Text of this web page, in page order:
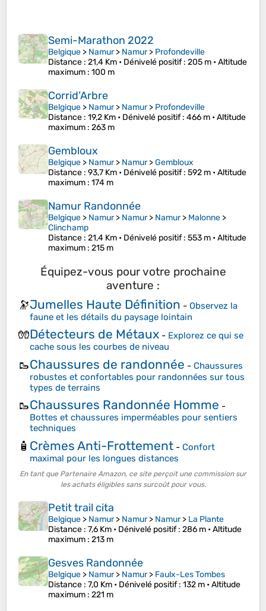
Semi-Marathon 2022
Belgique > Namur> Namur> Profondeville
Distance : 21,4 Km • Dénivelé positif: 205 m •Altitude
maximum : 100 m
Corrid’Arbre
Belgique > Namur> Namur> Profondeville
Distance : 19,2 Km • Dénivelé positif: 466 m •Altitude
maximum : 263 m
Gembloux
Belgique > Namur> Namur>Gembloux
Distance : 93,7 Km • Dénivelé positif: 592 m •Altitude
maximum : 174 m
Namur Randonnée
Belgique > Namur> Namur> Namur> Malonne >
Clinchamp
Distance : 21,4 Km • Dénivelé positif: 553 m •Altitude
maximum : 215 m
Équipez-vous pour votre prochaine
aventure :
🔭Jumelles Haute Définition - Observez la
faune et les détails du paysage lointain
🧤Détecteurs de Métaux - Explorez ce qui se
cache sous les courbes de niveau
🥾Chaussures de randonnée - Chaussures
robustes et confortables pour randonnées sur tous
types de terrains
🥾Chaussures Randonnée Homme -
Bottes et chaussures imperméables pour sentiers
techniques
🧴 Crèmes Anti-Frottement - Confort
maximal pour les longues distances
En tant que Partenaire Amazon, ce site perçoit une commission sur
les achats éligibles sans surcoût pour vous.
Petit trail cita
Belgique > Namur> Namur> Namur> La Plante
Distance : 7,6 Km • Dénivelé positif: 286 m •Altitude
maximum : 213 m
Gesves Randonnée
Belgique > Namur> Namur> Faulx-Les Tombes
Distance : 7,0 Km • Dénivelé positif: 132 m •Altitude
maximum : 221 m